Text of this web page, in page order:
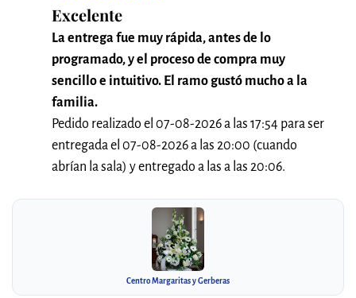
Excelente
La entrega fue muy rápida, antes de lo
programado, y el proceso de compra muy
sencillo e intuitivo. El ramo gustó mucho a la
familia.
Pedido realizado el 07-08-2026 a las 17:54 para ser
entregada el 07-08-2026 a las 20:00 (cuando
abrían la sala) y entregado a las a las 20:06.
Centro Margaritas y Gerberas